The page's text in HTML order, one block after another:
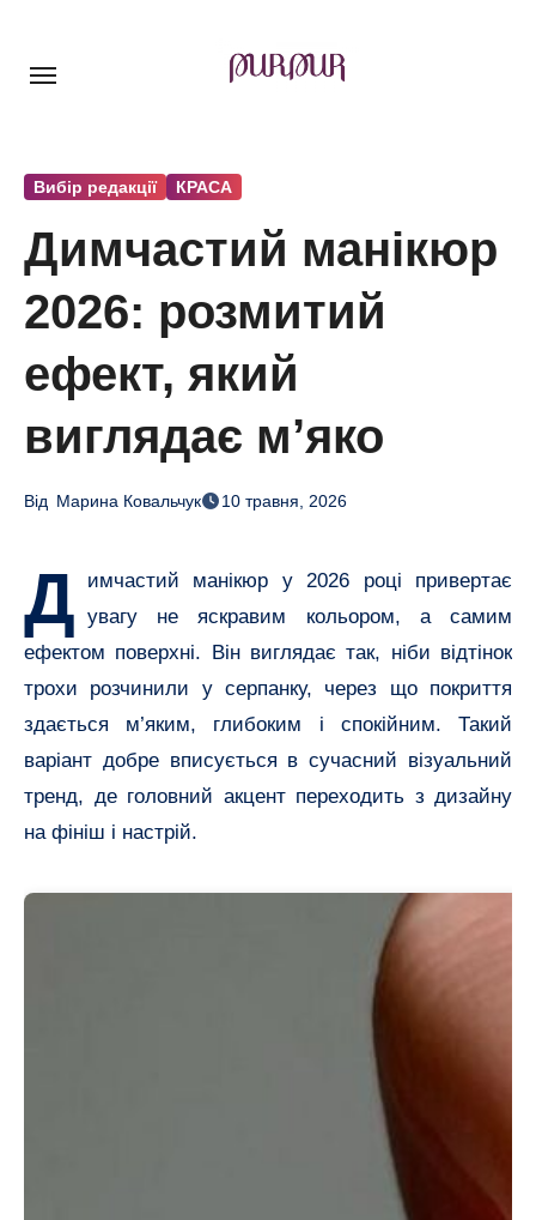
контенту
Вибір редакції КРАСА
Димчастий манікюр
2026: розмитий
ефект, який
виглядає м’яко
Від Марина Ковальчук 10 травня, 2026
Д
имчастий манікюр у 2026 році привертає
увагу не яскравим кольором, а самим
ефектом поверхні. Він виглядає так, ніби відтінок
трохи розчинили у серпанку, через що покриття
здається м’яким, глибоким і спокійним. Такий
варіант добре вписується в сучасний візуальний
тренд, де головний акцент переходить з дизайну
на фініш і настрій.